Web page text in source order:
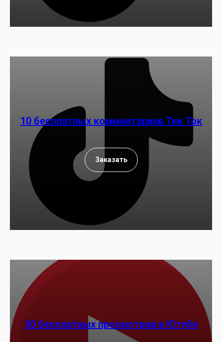
10 бесплатных комментариев Тик Ток
Заказать
50 бесплатных просмотров в Ютубе